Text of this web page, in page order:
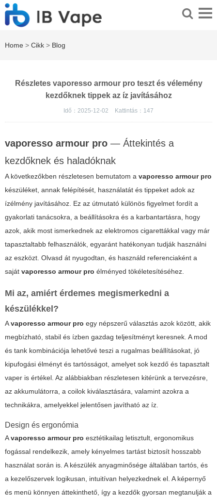
Home > Cikk > Blog
Részletes vaporesso armour pro teszt és vélemény
kezdőknek tippek az íz javításához
Idő：2025-12-02 Kattintás： 147
vaporesso armour pro — Áttekintés a
kezdőknek és haladóknak
A következőkben részletesen bemutatom a vaporesso armour pro
készüléket, annak felépítését, használatát és tippeket adok az
ízélmény javításához. Ez az útmutató különös figyelmet fordít a
gyakorlati tanácsokra, a beállításokra és a karbantartásra, hogy
azok, akik most ismerkednek az elektromos cigarettákkal vagy már
tapasztaltabb felhasználók, egyaránt hatékonyan tudják használni
az eszközt. Olvasd át nyugodtan, és használd referenciaként a
saját vaporesso armour pro élményed tökéletesítéséhez.
Mi az, amiért érdemes megismerkedni a
készülékkel?
Avaporesso armour pro egy népszerű választás azok között, akik
megbízható, stabil és ízben gazdag teljesítményt keresnek. A mod
és tank kombinációja lehetővé teszi a rugalmas beállításokat, jó
kipufogási élményt és tartósságot, amelyet sok kezdő és tapasztalt
vaper is értékel. Az alábbiakban részletesen kitérünk a tervezésre,
az akkumulátorra, a coilok kiválasztására, valamint azokra a
technikákra, amelyekkel jelentősen javítható az íz.
Design és ergonómia
Avaporesso armour pro esztétikailag letisztult, ergonomikus
fogással rendelkezik, amely kényelmes tartást biztosít hosszabb
használat során is. A készülék anyagminősége általában tartós, és
a kezelőszervek logikusan, intuitívan helyezkednek el. A képernyő
és menü könnyen áttekinthető, így a kezdők gyorsan megtanulják a